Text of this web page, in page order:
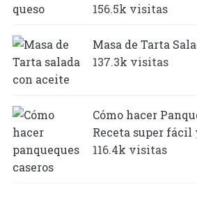
156.5k visitas
Masa de Tarta
137.3k visitas
Cómo hacer
Receta super fácil
116.4k visitas